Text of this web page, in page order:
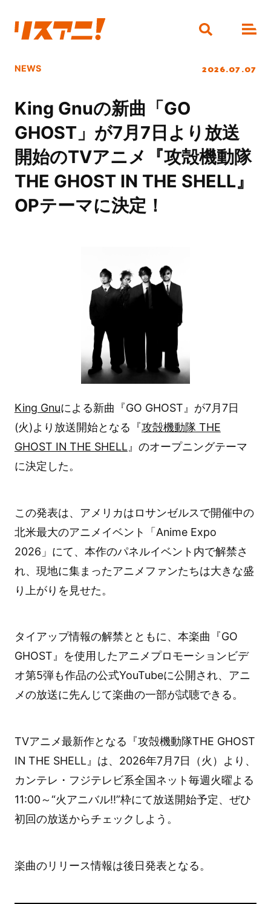
NEWS 2026.07.07
King Gnuの新曲「GO
GHOST」が7月7日より放送
開始のTVアニメ『攻殻機動隊
THE GHOST IN THE SHELL』
OPテーマに決定！
King Gnuによる新曲『GO GHOST』が7月7日
(火)より放送開始となる『攻殻機動隊 THE
GHOST IN THE SHELL 』のオープニングテーマ
に決定した。
この発表は、アメリカはロサンゼルスで開催中の
北米最大のアニメイベント「Anime Expo
2026」にて、本作のパネルイベント内で解禁さ
れ、現地に集まったアニメファンたちは大きな盛
り上がりを見せた。
タイアップ情報の解禁とともに、本楽曲『GO
GHOST』を使用したアニメプロモーションビデ
オ第5弾も作品の公式YouTubeに公開され、アニ
メの放送に先んじて楽曲の一部が試聴できる。
TVアニメ最新作となる『攻殻機動隊THE GHOST
IN THE SHELL』は、2026年7月7日（火）より、
カンテレ・フジテレビ系全国ネット毎週火曜よる
11:00～“火アニバル!!”枠にて放送開始予定、ぜひ
初回の放送からチェックしよう。
楽曲のリリース情報は後日発表となる。